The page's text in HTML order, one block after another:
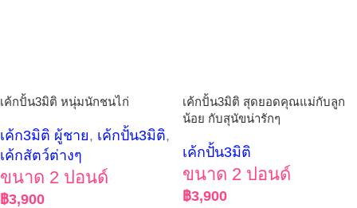
เค้กปั้น3มิติ หนุ่มนักชนไก่
เค้ก3มิติ ผู้ชาย, เค้กปั้น3มิติ,
เค้กสัตว์ต่างๆ
ขนาด 2 ปอนด์
฿3,900
เค้กปั้น3มิติ สุดยอดคุณแม่กับลูก
น้อย กับสุนัขน่ารักๆ
เค้กปั้น3มิติ
ขนาด 2 ปอนด์
฿3,900